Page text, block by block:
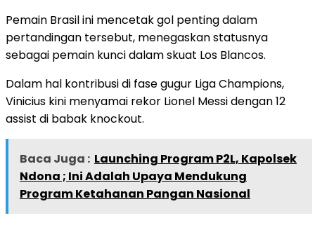
Pemain Brasil ini mencetak gol penting dalam
pertandingan tersebut, menegaskan statusnya
sebagai pemain kunci dalam skuat Los Blancos.
Dalam hal kontribusi di fase gugur Liga Champions,
Vinicius kini menyamai rekor Lionel Messi dengan 12
assist di babak knockout.
Baca Juga : Launching Program P2L, Kapolsek
Ndona ; Ini Adalah Upaya Mendukung
Program Ketahanan Pangan Nasional